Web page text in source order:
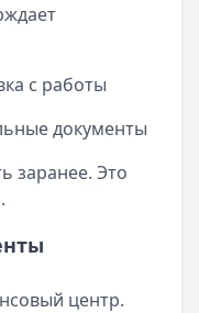
с работы
документы
заранее. Это
центр.